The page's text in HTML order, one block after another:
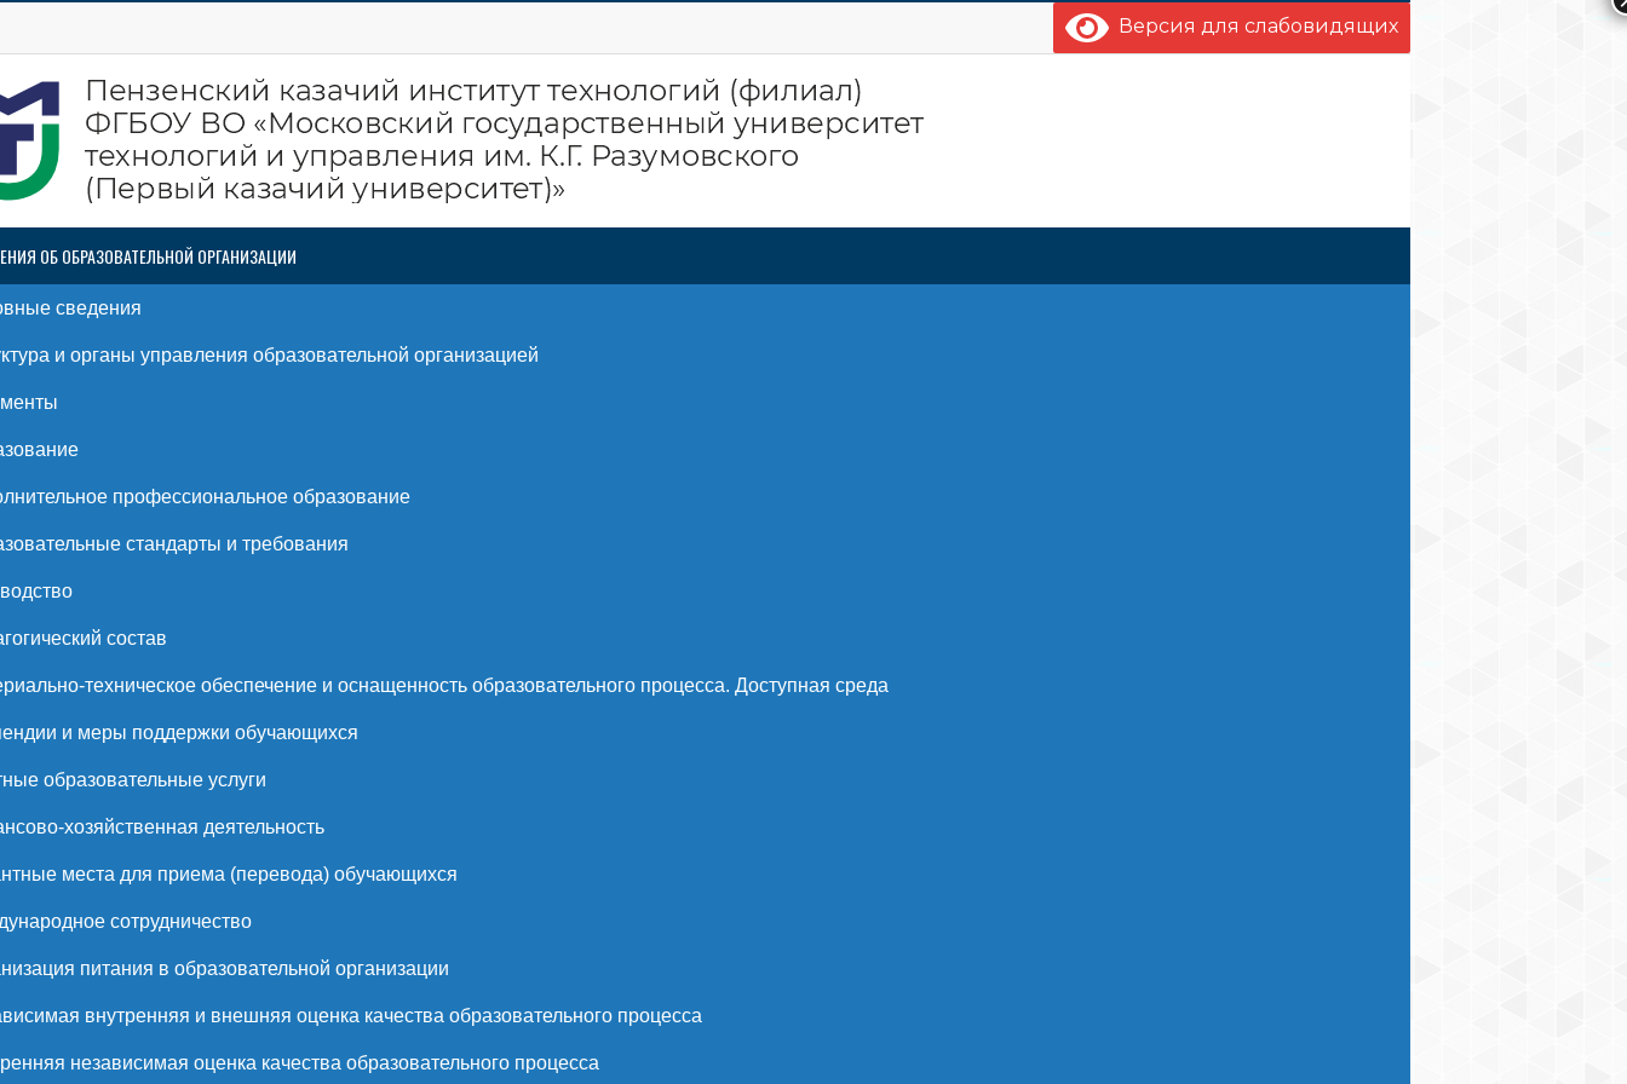
Версия для слабовидящих
ОБ ОБРАЗОВАТЕЛЬНОЙ ОРГАНИЗАЦИИ
сведения
и органы управления образовательной организацией
профессиональное образование
стандарты и требования
состав
техническое обеспечение и оснащенность образовательного процесса. Доступная среда
и меры поддержки обучающихся
образовательные услуги
хозяйственная деятельность
места для приема (перевода) обучающихся
сотрудничество
питания в образовательной организации
внутренняя и внешняя оценка качества образовательного процесса
независимая оценка качества образовательного процесса